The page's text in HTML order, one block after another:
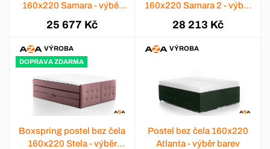
160x220 Samara - výběr
25 677 Kč
160x220 Samara 2 - výběr
28 213 Kč
VÝROBA
DOPRAVA ZDARMA
Boxspring postel bez čela
160x220 Stela - výběr
VÝROBA
Postel bez čela 160x220
Atlanta - výběr barev